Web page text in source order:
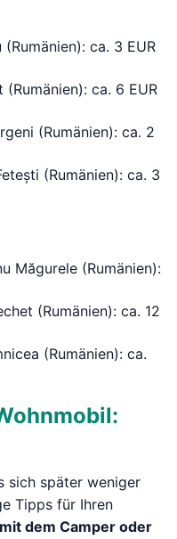
ca. 3 EUR
ca. 6 EUR
(Rumänien): ca. 2
(Rumänien): ca. 3
Măgurele (Rumänien):
(Rumänien): ca. 12
(Rumänien): ca.
sich später weniger
Tipps für Ihren
dem Camper oder